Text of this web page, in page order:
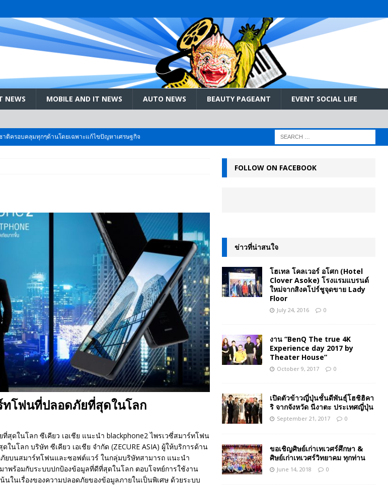
NEWS MOBILE AND IT NEWS AUTO NEWS BEAUTY PAGEANT EVENT SOCIAL LIFE
ติครอบคลุมทุกๆด้านโดยเฉพาะแก้ไขปัญหาเศรษฐกิจ
2026 ที่คนรักรถ ไม่ควรพลาด 25 มีค. – 5
หญ่: เมื่อคะแนนนิยม ‘ส้ม’ พุ่งชนกำแพง ‘บ้านใหญ่’ ใน
ยมากที่สุด
โฟนที่ปลอดภัยที่สุดในโลก
สุดในโลก ซีเคียว เอเชีย แนะนำ blackphone2 ไพรเวซี่สมาร์ทโฟน
นโลก บริษัท ซีเคียว เอเชีย จำกัด (ZECURE ASIA) ผู้ให้บริการด้าน
ยบนสมาร์ทโฟนและซอฟต์แวร์ ในกลุ่มบริษัทสามารถ แนะนำ
าพร้อมกับระบบปกป้องข้อมูลที่ดีที่สุดในโลก ตอบโจทย์การใช้งาน
นในเรื่องของความปลอดภัยของข้อมูลภายในเป็นพิเศษ ด้วยระบบ
FOLLOW ON FACEBOOK
ข่าวที่น่าสนใจ
โฮเทล โคลเวอร์ อโศก (Hotel
Clover Asoke) โรงแรมแบรนด์
ใหม่จากสิงคโปร์ชูจุดขาย Lady
Floor
July 24, 2016 0
งาน “BenQ The true 4K
Experience day 2017 by
Theater House”
October 9, 2017 0
เปิดตัวข้าวญี่ปุ่นชั้นดีพันธุ์โฮชิฮิคา
ริ จากจังหวัด นีงาตะ ประเทศญี่ปุ่น
September 21, 2017 0
ขอเชิญศิษย์เก่าเทเวศร์ศึกษา &
ศิษย์เก่าเทเวศร์วิทยาคม ทุกท่าน
June 14, 2018 0